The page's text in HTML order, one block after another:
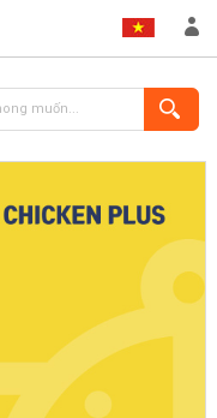
ĐĂNG KÝ